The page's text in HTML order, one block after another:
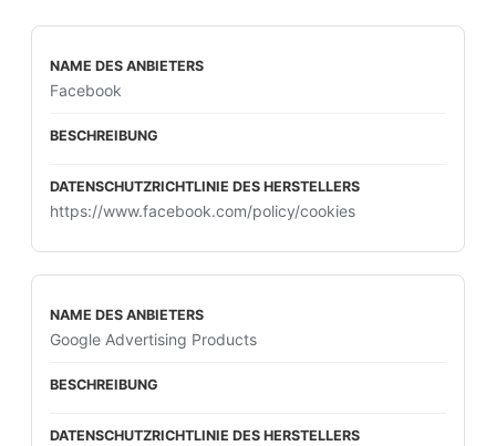
Facebook
https://www.facebook.com/policy/cookies
Google Advertising Products